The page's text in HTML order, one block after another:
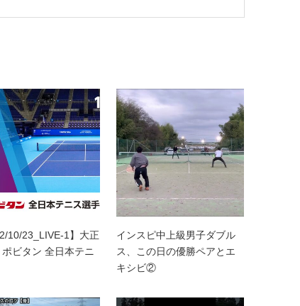
10/23_LIVE-1】大正
ビタン 全日本テニ
インスピ中上級男子ダブル
ス、この日の優勝ペアとエ
キシビ②